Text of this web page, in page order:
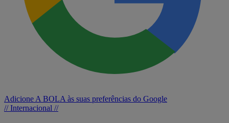
Adicione A BOLA às suas preferências do Google
// Internacional //